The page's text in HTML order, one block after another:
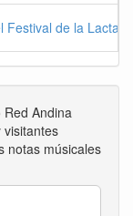
Festival de la
Andina
visitantes
notas músicales